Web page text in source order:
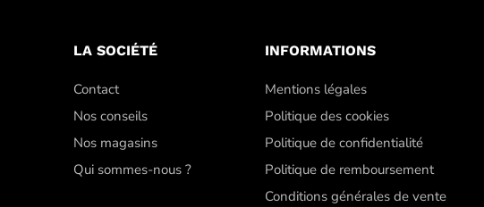
LA SOCIÉTÉ
Contact
Nos conseils
Nos magasins
Qui sommes-nous ?
INFORMATIONS
Mentions légales
Politique des cookies
Politique de confidentialité
Politique de remboursement
Conditions générales de vente